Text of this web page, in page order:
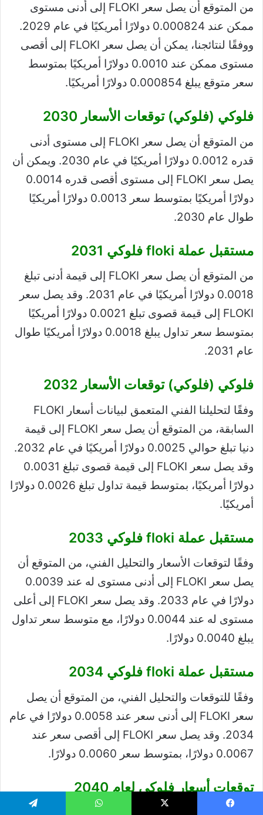
من المتوقع أن يصل سعر FLOKI إلى أدنى مستوى
ممكن عند 0.000824 دولارًا أمريكيًا في عام 2029.
ووفقًا لنتائجنا، يمكن أن يصل سعر FLOKI إلى أقصى
مستوى ممكن عند 0.0010 دولارًا أمريكيًا بمتوسط ​​
سعر متوقع يبلغ 0.000854 دولارًا أمريكيًا.
فلوكي (فلوكي) توقعات الأسعار 2030
من المتوقع أن يصل سعر FLOKI إلى مستوى أدنى
قدره 0.0012 دولارًا أمريكيًا في عام 2030. ويمكن أن
يصل سعر FLOKI إلى مستوى أقصى قدره 0.0014
دولارًا أمريكيًا بمتوسط ​​سعر 0.0013 دولارًا أمريكيًا
طوال عام 2030.
مستقبل عملة floki فلوكي 2031
من المتوقع أن يصل سعر FLOKI إلى قيمة أدنى تبلغ
0.0018 دولارًا أمريكيًا في عام 2031. وقد يصل سعر
FLOKI إلى قيمة قصوى تبلغ 0.0021 دولارًا أمريكيًا
بمتوسط ​​سعر تداول يبلغ 0.0018 دولارًا أمريكيًا طوال
عام 2031.
فلوكي (فلوكي) توقعات الأسعار 2032
وفقًا لتحليلنا الفني المتعمق لبيانات أسعار FLOKI
السابقة، من المتوقع أن يصل سعر FLOKI إلى قيمة
دنيا تبلغ حوالي 0.0025 دولارًا أمريكيًا في عام 2032.
وقد يصل سعر FLOKI إلى قيمة قصوى تبلغ 0.0031
دولارًا أمريكيًا، بمتوسط ​​قيمة تداول تبلغ 0.0026 دولارًا
أمريكيًا.
مستقبل عملة floki فلوكي 2033
وفقًا لتوقعات الأسعار والتحليل الفني، من المتوقع أن
يصل سعر FLOKI إلى أدنى مستوى له عند 0.0039
دولارًا في عام 2033. وقد يصل سعر FLOKI إلى أعلى
مستوى له عند 0.0044 دولارًا، مع متوسط ​​سعر تداول
يبلغ 0.0040 دولارًا.
مستقبل عملة floki فلوكي 2034
وفقًا للتوقعات والتحليل الفني، من المتوقع أن يصل
سعر FLOKI إلى أدنى سعر عند 0.0058 دولارًا في عام
2034. وقد يصل سعر FLOKI إلى أقصى سعر عند
0.0067 دولارًا، بمتوسط ​​سعر 0.0060 دولارًا.
توقعات أسعار فلوكي لعام 2040